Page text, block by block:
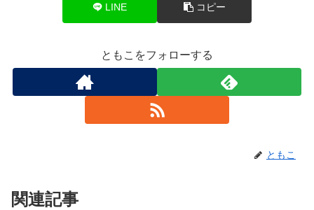
LINE コピー
ともこをフォローする
ともこ
関連記事